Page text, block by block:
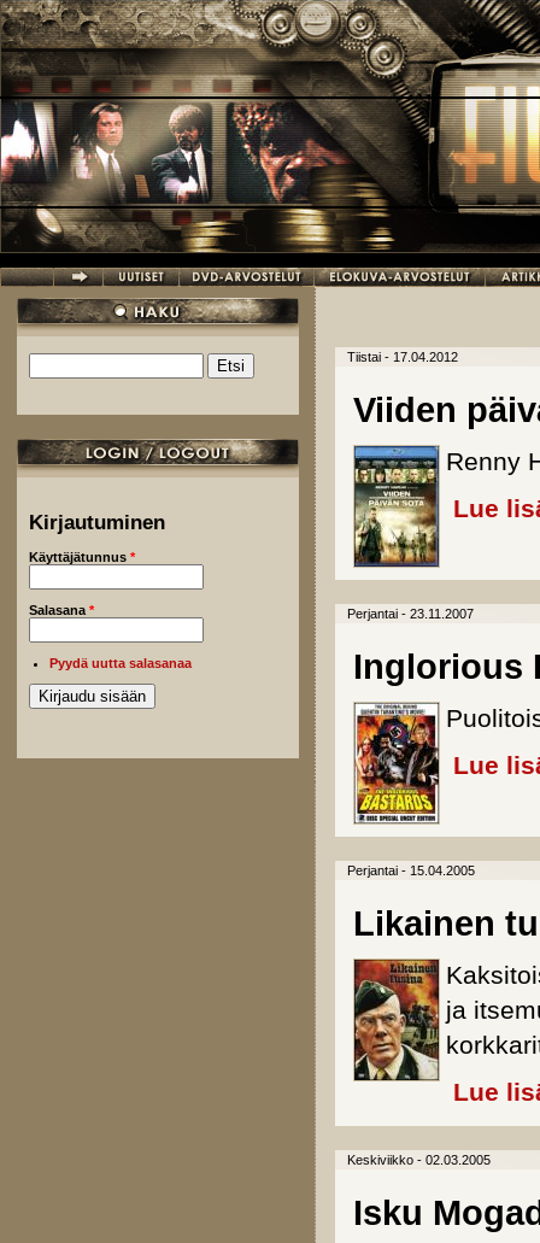
Hyppää pääsisältöön
Hakulomake
Kirjautuminen
Käyttäjätunnus *
Salasana *
Pyydä uutta salasanaa
Tiistai - 17.04.2012
Viiden
Renny
Lue
Perjantai - 23.11.2007
Inglorious
Lue
Perjantai - 15.04.2005
Likainen
ja
Lue
Keskiviikko - 02.03.2005
Isku